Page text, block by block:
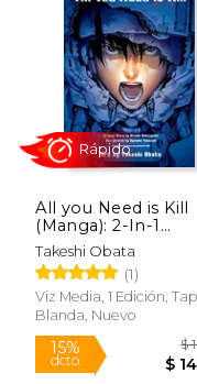
manga
Obata
Enoki
volver
trabajo,
All you Need is Kill
(Manga): 2-In-1
Edition (en Inglés)
Takeshi Obata
(1)
Viz Media, 1 Edición,
Blanda, Nuevo
Rápido